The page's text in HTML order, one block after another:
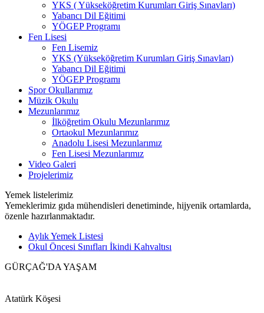
YKS ( Yükseköğretim Kurumları Giriş Sınavları)
Yabancı Dil Eğitimi
YÖGEP Programı
Fen Lisesi
Fen Lisemiz
YKS (Yükseköğretim Kurumları Giriş Sınavları)
Yabancı Dil Eğitimi
YÖGEP Programı
Spor Okullarımız
Müzik Okulu
Mezunlarımız
İlköğretim Okulu Mezunlarımız
Ortaokul Mezunlarımız
Anadolu Lisesi Mezunlarımız
Fen Lisesi Mezunlarımız
Video Galeri
Projelerimiz
Yemek listelerimiz
Yemeklerimiz gıda mühendisleri denetiminde, hijyenik ortamlarda,
özenle hazırlanmaktadır.
Aylık Yemek Listesi
Okul Öncesi Sınıfları İkindi Kahvaltısı
GÜRÇAĞ'DA YAŞAM
Sosyal, kültürel ve sanatsal etkinlikler...
Atatürk Köşesi